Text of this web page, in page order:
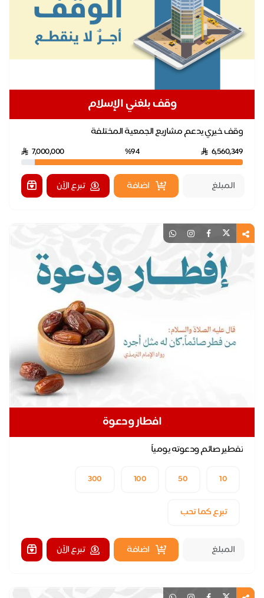
وقف بلغني الإسلام
وقف خيري يدعم مشاريع الجمعية المختلفة
6,560,349
7,000,000
اضافة تبرع الآن
افطار ودعوة
تفطير صائم ودعوته يومياً
تبرع كما تحب
اضافة تبرع الآن